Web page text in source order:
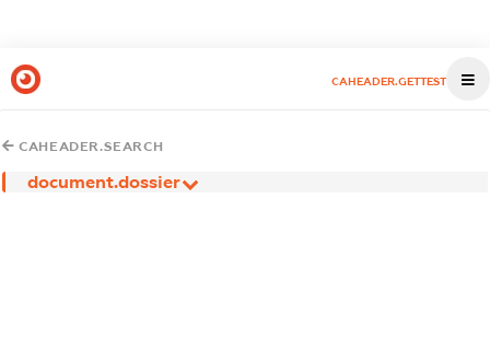
CAHEADER.GETTEST
CAHEADER.SEARCH
document.dossier